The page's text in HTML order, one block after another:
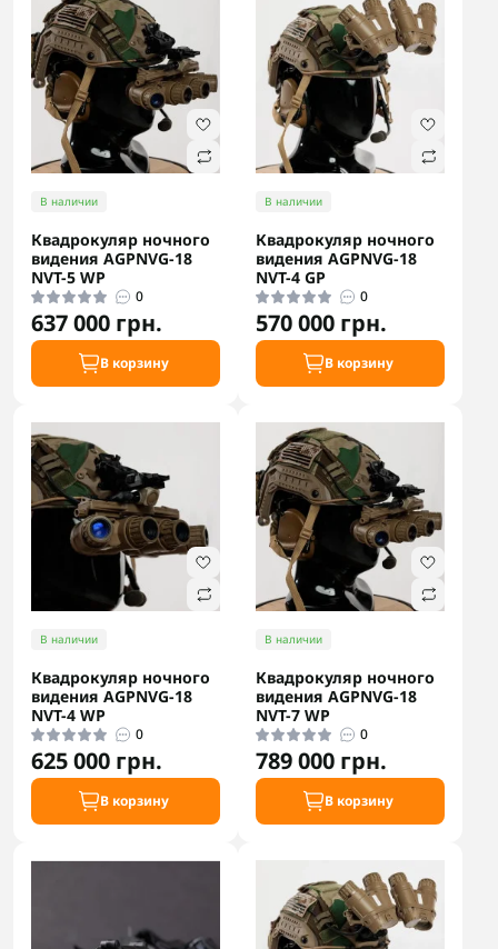
В наличии
Квадрокуляр ночного
видения AGPNVG-18
NVT-5 WP
0
637 000 грн.
В корзину
В наличии
Квадрокуляр ночного
видения AGPNVG-18
NVT-4 GP
0
570 000 грн.
В корзину
В наличии
Квадрокуляр ночного
видения AGPNVG-18
NVT-4 WP
0
625 000 грн.
В корзину
В наличии
Квадрокуляр ночного
видения AGPNVG-18
NVT-7 WP
0
789 000 грн.
В корзину